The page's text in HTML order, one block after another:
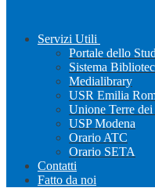
Servizi Utili
Portale dello
Sistema
Medialibrary
USR Emilia
Unione Terre dei
USP Modena
Orario ATC
Orario SETA
Contatti
Fatto da noi